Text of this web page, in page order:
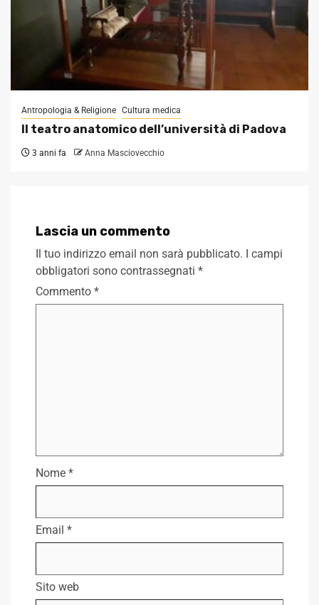
Antropologia & Religione Cultura medica
Il teatro anatomico dell’università di Padova
3 anni fa Anna Masciovecchio
Lascia un commento
Il tuo indirizzo email non sarà pubblicato.
I campi
obbligatori sono contrassegnati *
Commento *
Nome *
Email *
Sito web